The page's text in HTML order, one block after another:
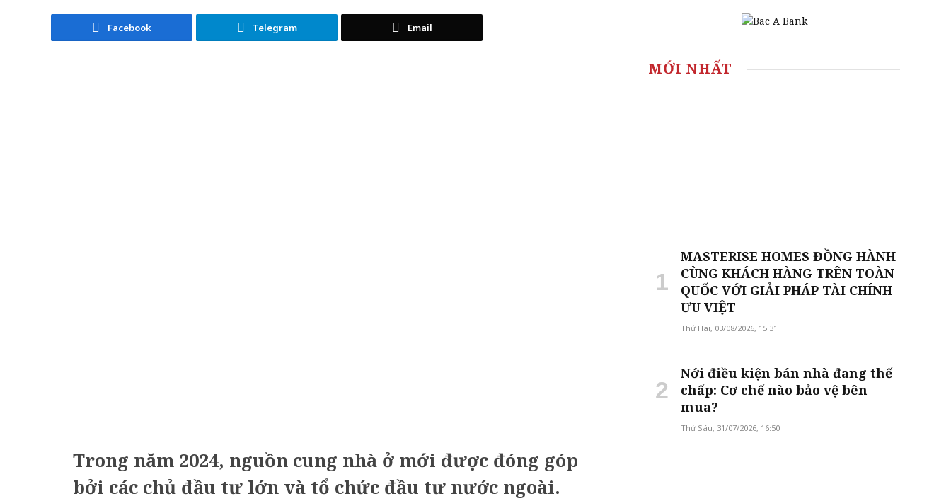
Facebook Telegram Email
Trong năm 2024, nguồn cung nhà ở mới được đóng góp
bởi các chủ đầu tư lớn và tổ chức đầu tư nước ngoài.
MỚI NHẤT
MASTERISE HOMES ĐỒNG HÀNH
CÙNG KHÁCH HÀNG TRÊN TOÀN
QUỐC VỚI GIẢI PHÁP TÀI CHÍNH
ƯU VIỆT
Thứ Hai, 03/08/2026, 15:31
Nới điều kiện bán nhà đang thế
chấp: Cơ chế nào bảo vệ bên
mua?
Thứ Sáu, 31/07/2026, 16:50